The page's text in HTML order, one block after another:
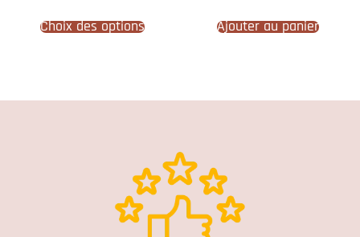
Choix des options Ajouter au panier